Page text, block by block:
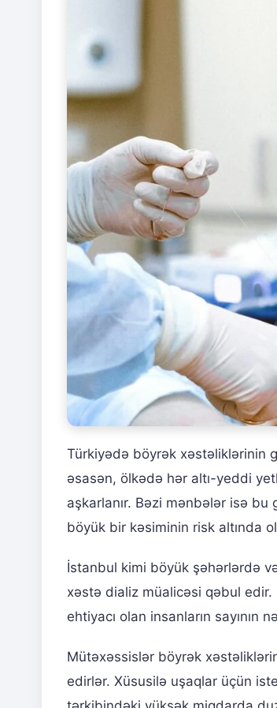
Türkiyədə böyrək xəstəliklərinin
əsasən, ölkədə hər altı-yeddi
aşkarlanır. Bəzi mənbələr isə bu
böyük bir kəsiminin risk altında
İstanbul kimi böyük şəhərlərdə
xəstə dializ müalicəsi qəbul edir.
ehtiyacı olan insanların
Mütəxəssislər böyrək
edirlər. Xüsusilə uşaqlar üçün